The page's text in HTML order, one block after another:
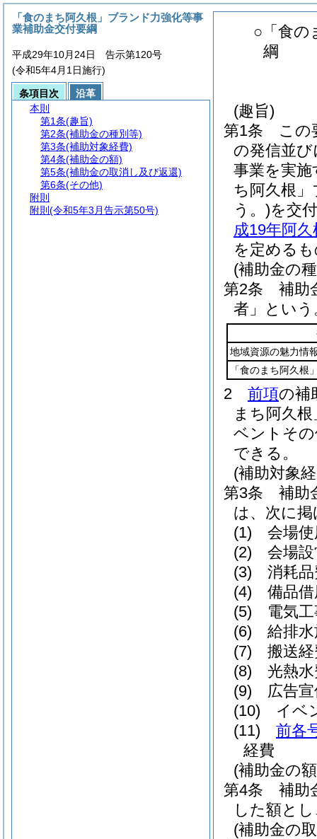
○「食の
綱
(趣旨)
第1条
この
の発信並
事業を実
ち阿久根
う。)を交
成19年阿
を定める
(補助金の
第2条
補助
者」という
地域資源の魅力情
「食のまち阿久根
2 前項の補
まち阿久
ベントそ
できる。
(補助対象
第3条
補助
は、次に
(1)
会場
(2)
会場
(3)
消耗
(4)
備品
(5)
電気
(6)
給排
(7)
搬送
(8)
光熱
(9)
広告
(10)
イベ
(11)
前各
経費
(補助金の
第4条
補助
した額と
(補助金の
「食のまち阿久根」ブランド力強化等事
業補助金交付要綱
平成29年10月24日 告示第120号
(令和5年4月1日施行)
条項目次
沿革
本則
第1条(趣旨)
第2条(補助金の種別等)
第3条(補助対象経費)
第4条(補助金の額)
第5条(補助金の取消し及び返還)
第6条(その他)
附則
附則 (令和5年3月告示第50号)